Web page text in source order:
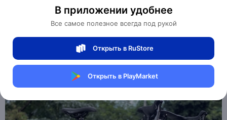
В приложении удобнее
Все самое полезное всегда под рукой
Открыть в RuStore
Открыть в PlayMarket
0 отзывов 0
Магазин Motors Store
Артикул:GAOTELU-133